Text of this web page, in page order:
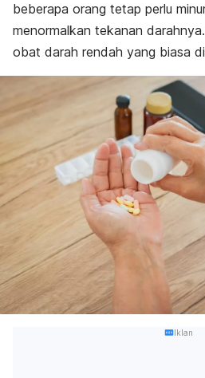
beberapa orang tetap perlu
menormalkan tekanan
obat darah rendah yang biasa
Iklan